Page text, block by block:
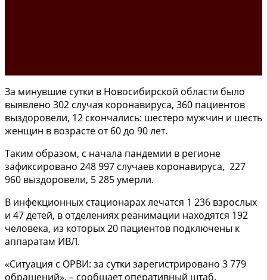
За минувшие сутки в Новосибирской области было
выявлено 302 случая коронавируса, 360 пациентов
выздоровели, 12 скончались: шестеро мужчин и шесть
женщин в возрасте от 60 до 90 лет.
Таким образом, с начала пандемии в регионе
зафиксировано 248 997 случаев коронавируса, 227
960 выздоровели, 5 285 умерли.
В инфекционных стационарах лечатся 1 236 взрослых
и 47 детей, в отделениях реанимации находятся 192
человека, из которых 20 пациентов подключены к
аппаратам ИВЛ.
«Ситуация с ОРВИ: за сутки зарегистрировано 3 779
обращений», – сообщает оперативный штаб.